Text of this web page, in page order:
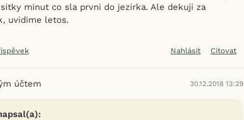
minut co sla prvni do jezirka. Ale dekuji za
uvidime letos.
Nahlásit Citovat
účtem 30.12.2018 13:29